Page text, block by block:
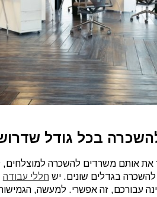
בכל גודל
את אותם משרדים להשכרה למוצלחים,
בגדלים שונים. ישחללי עבודה
עבורכם, זה אפשרי. למעשה,